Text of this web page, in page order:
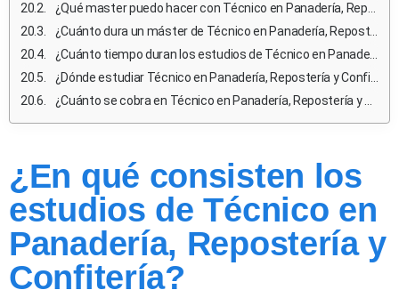
¿Qué master puedo hacer con Técnico en Panadería, Repostería y Confitería?
¿Cuánto dura un máster de Técnico en Panadería, Repostería y Confitería en España?
¿Cuánto tiempo duran los estudios de Técnico en Panadería, Repostería y Confitería?
¿Dónde estudiar Técnico en Panadería, Repostería y Confitería en España pública?
¿Cuánto se cobra en Técnico en Panadería, Repostería y Confitería en España?
¿En qué consisten los
estudios de Técnico en
Panadería, Repostería y
Confitería?